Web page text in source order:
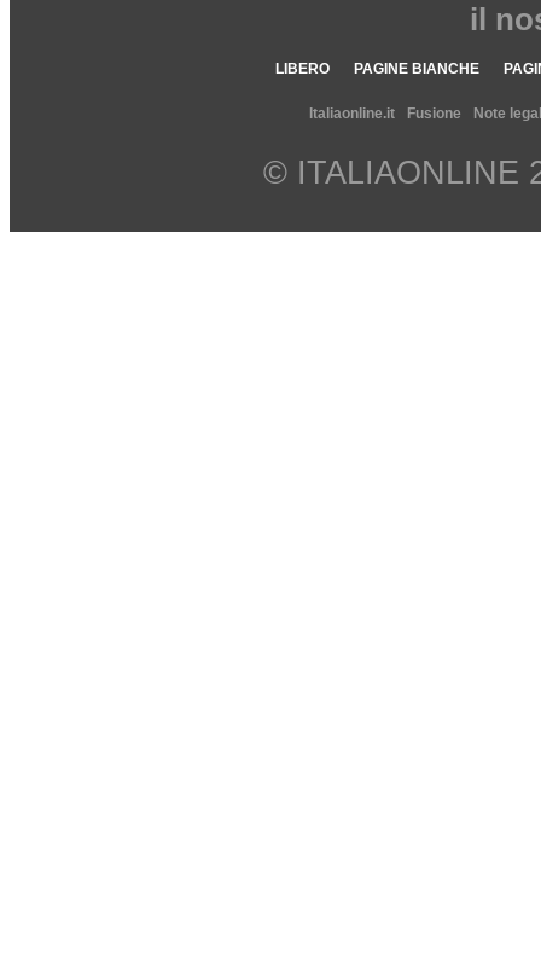
il
LIBERO PAGINE BIANCHE
Italiaonline.it Fusione Note
© ITALIAONLINE